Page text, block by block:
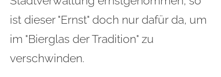
ist dieser "Ernst" doch nur dafür da, um
im "Bierglas der Tradition" zu
verschwinden.